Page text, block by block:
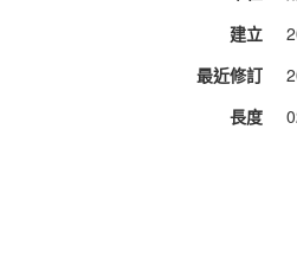
建立
最近修訂
長度